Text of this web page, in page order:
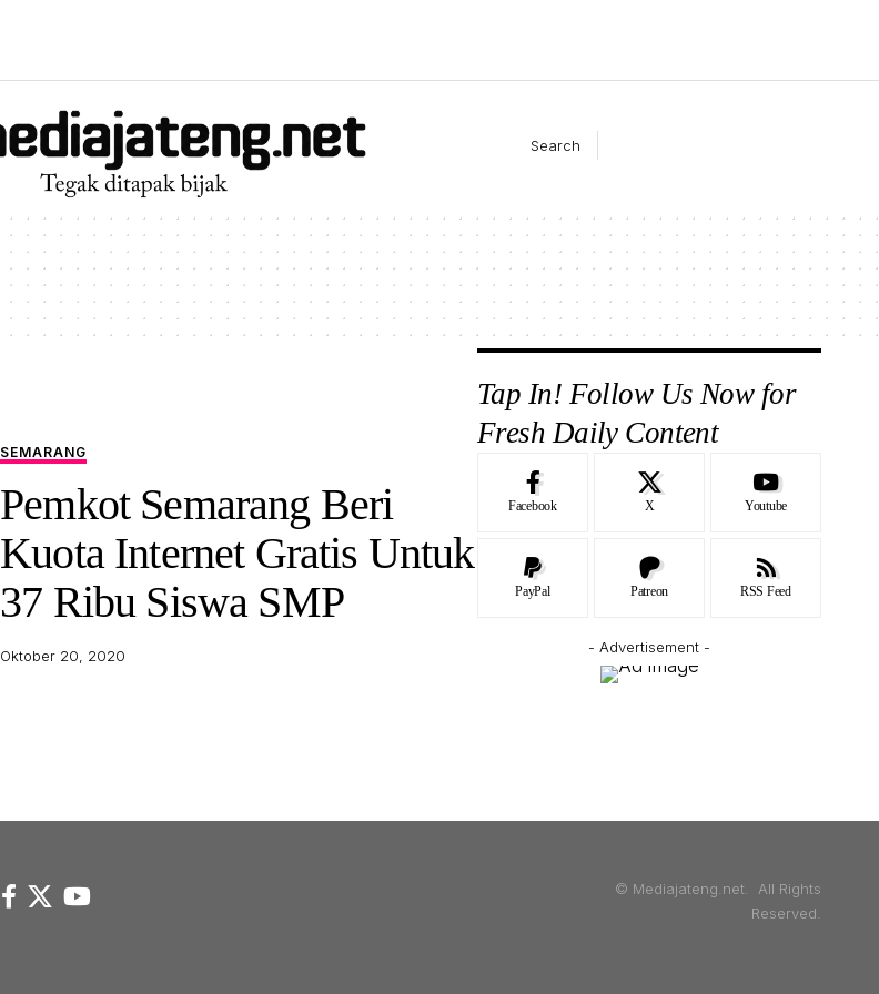
Search
SEMARANG
Pemkot Semarang Beri
Kuota Internet Gratis Untuk
37 Ribu Siswa SMP
Oktober 20, 2020
Tap In! Follow Us Now for
Fresh Daily Content
Facebook X Youtube
PayPal Patreon RSS Feed
- Advertisement -
© Mediajateng.net. All Rights
Reserved.